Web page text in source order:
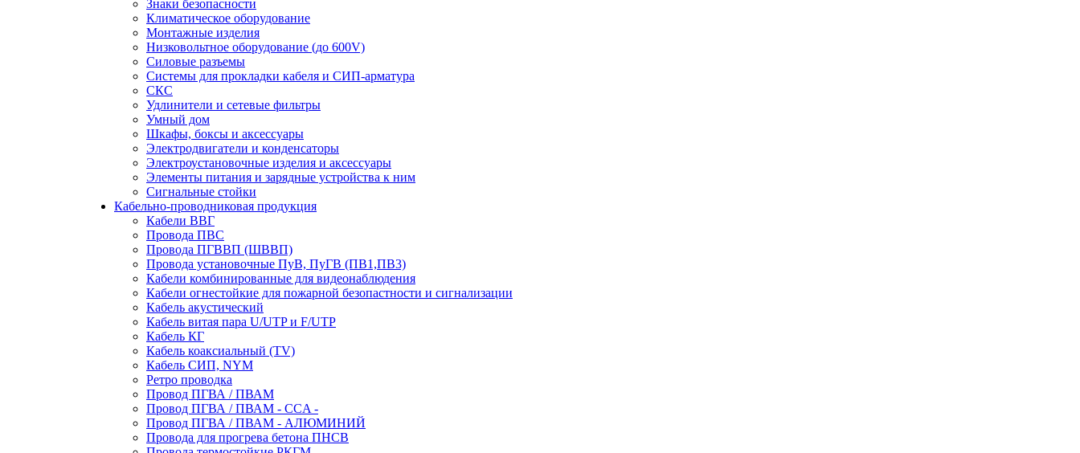
Знаки безопасности
Климатическое оборудование
Монтажные изделия
Низковольтное оборудование (до 600V)
Силовые разъемы
Системы для прокладки кабеля и СИП-арматура
СКС
Удлинители и сетевые фильтры
Умный дом
Шкафы, боксы и аксессуары
Электродвигатели и конденсаторы
Электроустановочные изделия и аксессуары
Элементы питания и зарядные устройства к ним
Сигнальные стойки
Кабельно-проводниковая продукция
Кабели ВВГ
Провода ПВС
Провода ПГВВП (ШВВП)
Провода установочные ПуВ, ПуГВ (ПВ1,ПВ3)
Кабели комбинированные для видеонаблюдения
Кабели огнестойкие для пожарной безопастности и сигнализации
Кабель акустический
Кабель витая пара U/UTP и F/UTP
Кабель КГ
Кабель коаксиальный (TV)
Кабель СИП, NYM
Ретро проводка
Провод ПГВА / ПВАМ
Провод ПГВА / ПВАМ - CCA -
Провод ПГВА / ПВАМ - АЛЮМИНИЙ
Провода для прогрева бетона ПНСВ